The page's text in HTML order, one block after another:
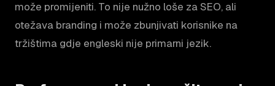
može promijeniti. To nije nužno loše za SEO, ali
otežava branding i može zbunjivati korisnike na
tržištima gdje engleski nije primarni jezik.